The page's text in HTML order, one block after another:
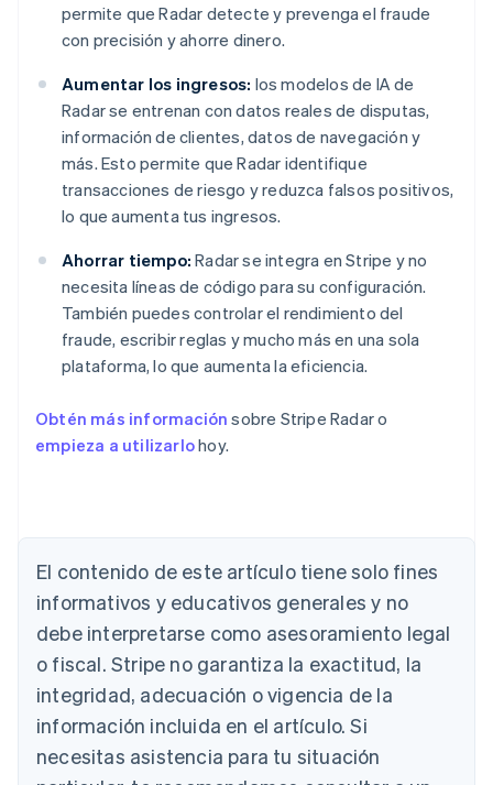
permite que Radar detecte y prevenga el fraude
con precisión y ahorre dinero.
Aumentar los ingresos: los modelos de IA de
Radar se entrenan con datos reales de disputas,
información de clientes, datos de navegación y
más. Esto permite que Radar identifique
transacciones de riesgo y reduzca falsos positivos,
lo que aumenta tus ingresos.
Ahorrar tiempo: Radar se integra en Stripe y no
necesita líneas de código para su configuración.
También puedes controlar el rendimiento del
fraude, escribir reglas y mucho más en una sola
plataforma, lo que aumenta la eficiencia.
Obtén más información sobre Stripe Radar o
empieza a utilizarlohoy.
El contenido de este artículo tiene solo fines
informativos y educativos generales y no
debe interpretarse como asesoramiento legal
o fiscal. Stripe no garantiza la exactitud, la
integridad, adecuación o vigencia de la
información incluida en el artículo. Si
necesitas asistencia para tu situación
DeutschEnglish
Bélgica
Brasil
PortuguêsEnglish
Bulgaria
English
Canadá
EnglishFrançais